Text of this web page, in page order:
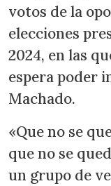
votos de la
elecciones
2024, en las
espera poder
Machado.
«Que no se
que no se
un grupo de